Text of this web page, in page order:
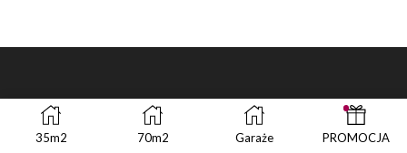
35m2 70m2 Garaże PROMOCJA